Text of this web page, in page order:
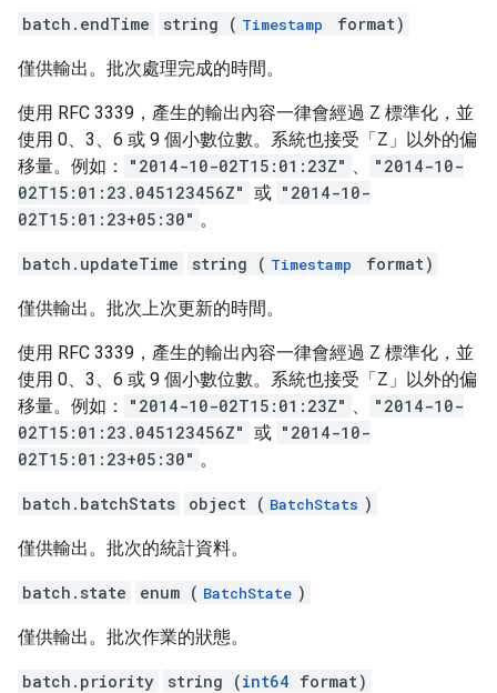
batch.endTime string ( Timestamp format)
僅供輸出。批次處理完成的時間。
使用 RFC 3339，產生的輸出內容一律會經過 Z 標準化，並
使用 0、3、6 或 9 個小數位數。系統也接受「Z」以外的偏
移量。例如：
"2014-10-02T15:01:23Z" 、
"2014-10-
02T15:01:23.045123456Z" 或 "2014-10-
02T15:01:23+05:30" 。
batch.updateTime string ( Timestamp format)
僅供輸出。批次上次更新的時間。
使用 RFC 3339，產生的輸出內容一律會經過 Z 標準化，並
使用 0、3、6 或 9 個小數位數。系統也接受「Z」以外的偏
移量。例如：
"2014-10-02T15:01:23Z" 、
"2014-10-
02T15:01:23.045123456Z" 或 "2014-10-
02T15:01:23+05:30" 。
batch.batchStats object ( BatchStats )
僅供輸出。批次的統計資料。
batch.state enum ( BatchState )
僅供輸出。批次作業的狀態。
batch.priority string (int64 format)